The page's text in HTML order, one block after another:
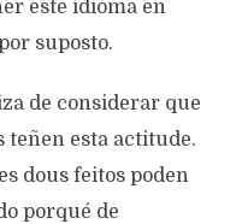
este idioma en
suposto.
de considerar que
teñen esta actitude.
dous feitos poden
porqué de